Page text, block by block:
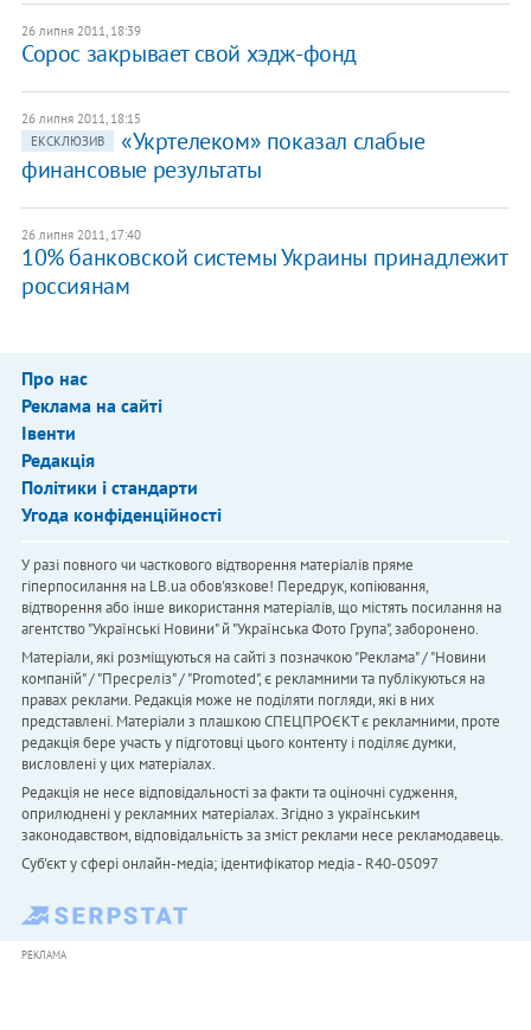
26 липня 2011, 18:39
Сорос закрывает свой хэдж-фонд
26 липня 2011, 18:15
ЕКСКЛЮЗИВ
«Укртелеком» показал слабые
финансовые результаты
26 липня 2011, 17:40
10% банковской системы Украины принадлежит
россиянам
Про нас
Реклама на сайті
Івенти
Редакція
Політики і стандарти
Угода конфіденційності
У разі повного чи часткового відтворення матеріалів пряме
гіперпосилання на LB.ua обов'язкове! Передрук, копіювання,
відтворення або інше використання матеріалів, що містять посилання на
агентство "Українськi Новини" й "Українська Фото Група", заборонено.
Матеріали, які розміщуються на сайті з позначкою "Реклама" / "Новини
компаній" / "Пресреліз" / "Promoted", є рекламними та публікуються на
правах реклами. Редакція може не поділяти погляди, які в них
представлені. Матеріали з плашкою СПЕЦПРОЄКТ є рекламними, проте
редакція бере участь у підготовці цього контенту і поділяє думки,
висловлені у цих матеріалах.
Редакція не несе відповідальності за факти та оціночні судження,
оприлюднені у рекламних матеріалах. Згідно з українським
законодавством, відповідальність за зміст реклами несе рекламодавець.
Cуб'єкт у сфері онлайн-медіа; ідентифікатор медіа - R40-05097
РЕКЛАМА